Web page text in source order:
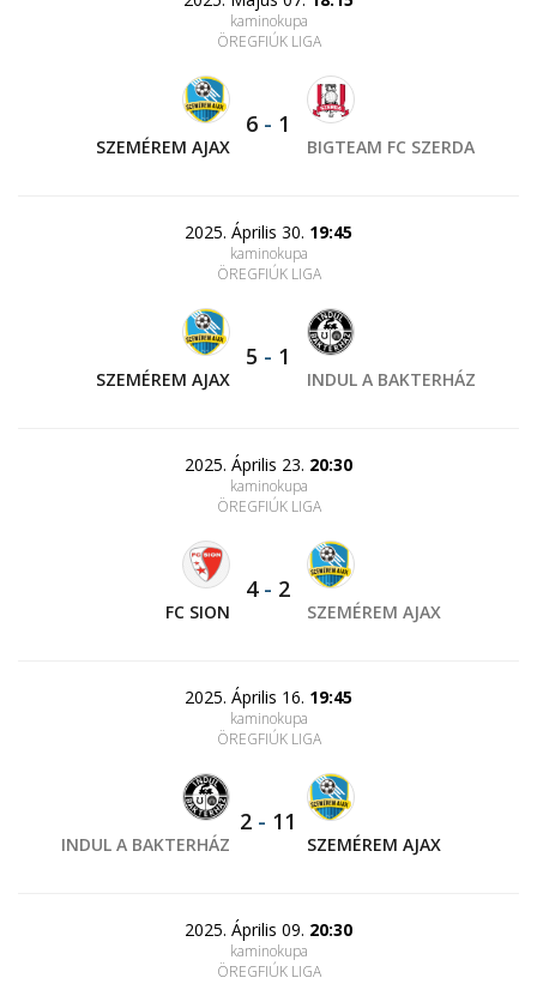
kaminokupa
ÖREGFIÚK LIGA
SZEMÉREM AJAX
6 - 1
BIGTEAM FC SZERDA
2025. Április 30. 19:45
kaminokupa
ÖREGFIÚK LIGA
SZEMÉREM AJAX
5 - 1
INDUL A BAKTERHÁZ
2025. Április 23. 20:30
kaminokupa
ÖREGFIÚK LIGA
FC SION
4- 2
SZEMÉREM AJAX
2025. Április 16. 19:45
kaminokupa
ÖREGFIÚK LIGA
INDUL A BAKTERHÁZ
2 - 11
SZEMÉREM AJAX
2025. Április 09. 20:30
kaminokupa
ÖREGFIÚK LIGA